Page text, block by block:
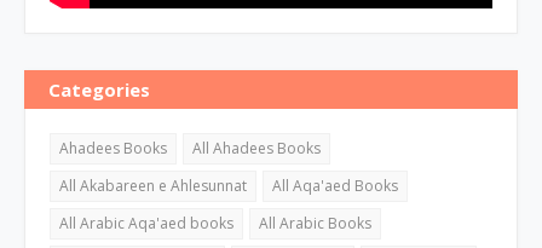
Categories
Ahadees Books
All Ahadees Books
All Akabareen e Ahlesunnat
All Aqa'aed Books
All Arabic Aqa'aed books
All Arabic Books